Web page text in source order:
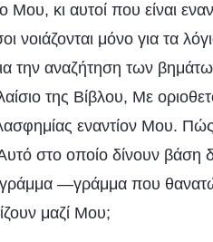
κι αυτοί που είναι
νοιάζονται μόνο για τα
την αναζήτηση των
της Βίβλου, Με
εναντίον Μου.
στο οποίο δίνουν βάση
γράμμα —γράμμα που
μαζί Μου;